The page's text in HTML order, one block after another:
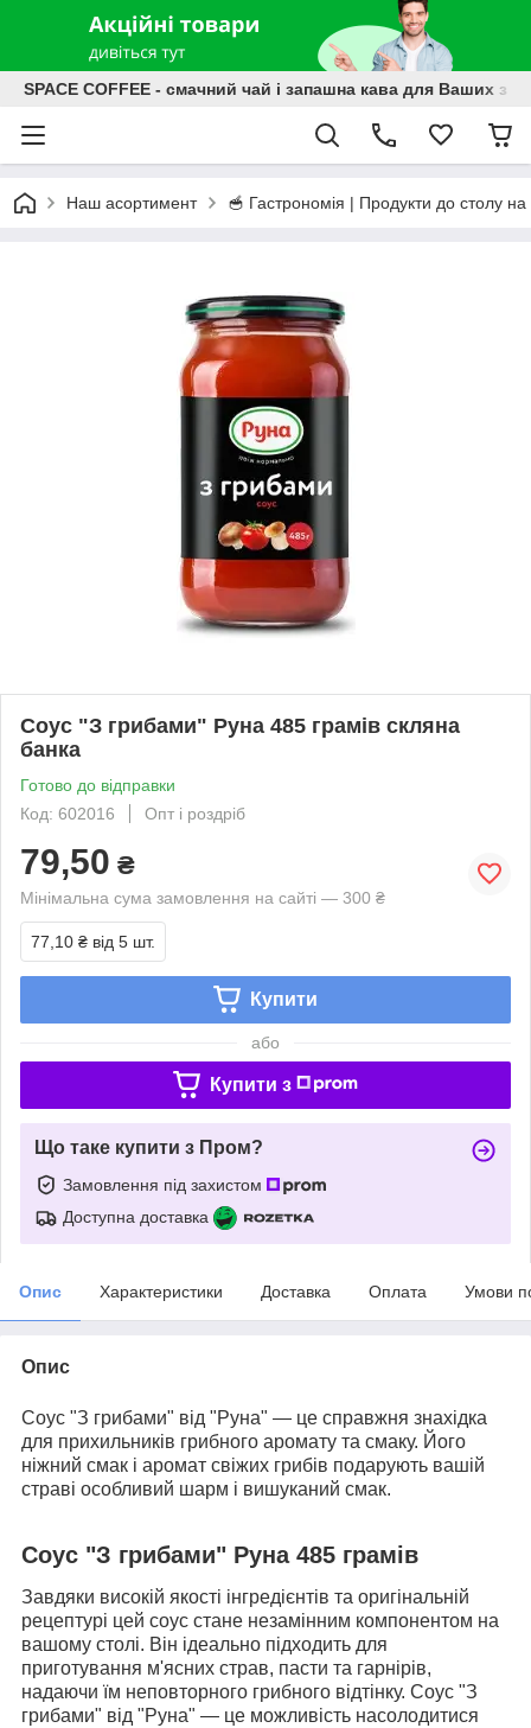
SPACE COFFEE - смачний чай і запашна кава для Ваших
Наш асортимент 🥣 Гастрономія | Продукти до столу
Соус "З грибами" Руна 485 грамів скляна
банка
Готово до відправки
Код: 602016
Опт і роздріб
79,50 ₴
Мінімальна сума замовлення на сайті — 300 ₴
77,10 ₴ від 5 шт.
Купити
або
Купити з
Що таке купити з Пром?
Замовлення під захистом
Доступна доставка
Опис Характеристики Доставка Оплата Умови
Опис
Соус "З грибами" від "Руна" — це справжня знахідка
для прихильників грибного аромату та смаку. Його
ніжний смак і аромат свіжих грибів подарують вашій
страві особливий шарм і вишуканий смак.
Соус "З грибами" Руна 485 грамів
Завдяки високій якості інгредієнтів та оригінальній
рецептурі цей соус стане незамінним компонентом на
вашому столі. Він ідеально підходить для
приготування м'ясних страв, пасти та гарнірів,
надаючи їм неповторного грибного відтінку. Соус "З
грибами" від "Руна" — це можливість насолодитися